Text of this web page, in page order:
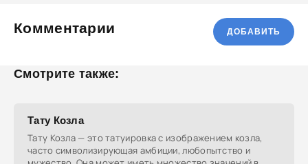
Комментарии ДОБАВИТЬ
Смотрите также:
Тату Козла
Тату Козла — это татуировка с изображением козла,
часто символизирующая амбиции, любопытство и